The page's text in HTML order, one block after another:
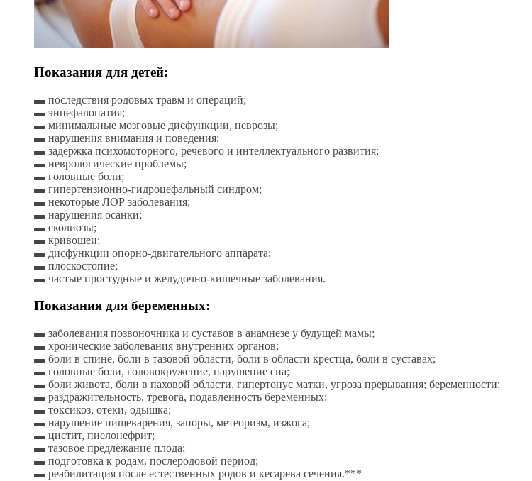
Показания для детей:
▬ последствия родовых травм и операций;
▬ энцефалопатия;
▬ минимальные мозговые дисфункции, неврозы;
▬ нарушения внимания и поведения;
▬ задержка психомоторного, речевого и интеллектуального развития;
▬ неврологические проблемы;
▬ головные боли;
▬ гипертензионно-гидроцефальный синдром;
▬ некоторые ЛОР заболевания;
▬ нарушения осанки;
▬ сколиозы;
▬ кривошеи;
▬ дисфункции опорно-двигательного аппарата;
▬ плоскостопие;
▬ частые простудные и желудочно-кишечные заболевания.
Показания для беременных:
▬ заболевания позвоночника и суставов в анамнезе у будущей мамы;
▬ хронические заболевания внутренних органов;
▬ боли в спине, боли в тазовой области, боли в области крестца, боли в суставах;
▬ головные боли, головокружение, нарушение сна;
▬ боли живота, боли в паховой области, гипертонус матки, угроза прерывания; беременности;
▬ раздражительность, тревога, подавленность беременных;
▬ токсикоз, отёки, одышка;
▬ нарушение пищеварения, запоры, метеоризм, изжога;
▬ цистит, пиелонефрит;
▬ тазовое предлежание плода;
▬ подготовка к родам, послеродовой период;
▬ реабилитация после естественных родов и кесарева сечения.***